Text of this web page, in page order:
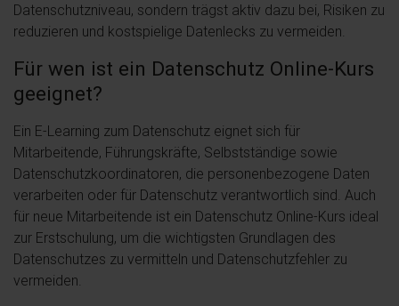
Datenschutzniveau, sondern trägst aktiv dazu bei, Risiken zu
reduzieren und kostspielige Datenlecks zu vermeiden.
Für wen ist ein Datenschutz Online-Kurs
geeignet?
Ein E-Learning zum Datenschutz eignet sich für
Mitarbeitende, Führungskräfte, Selbstständige sowie
Datenschutzkoordinatoren, die personenbezogene Daten
verarbeiten oder für Datenschutz verantwortlich sind. Auch
für neue Mitarbeitende ist ein Datenschutz Online-Kurs ideal
zur Erstschulung, um die wichtigsten Grundlagen des
Datenschutzes zu vermitteln und Datenschutzfehler zu
vermeiden.